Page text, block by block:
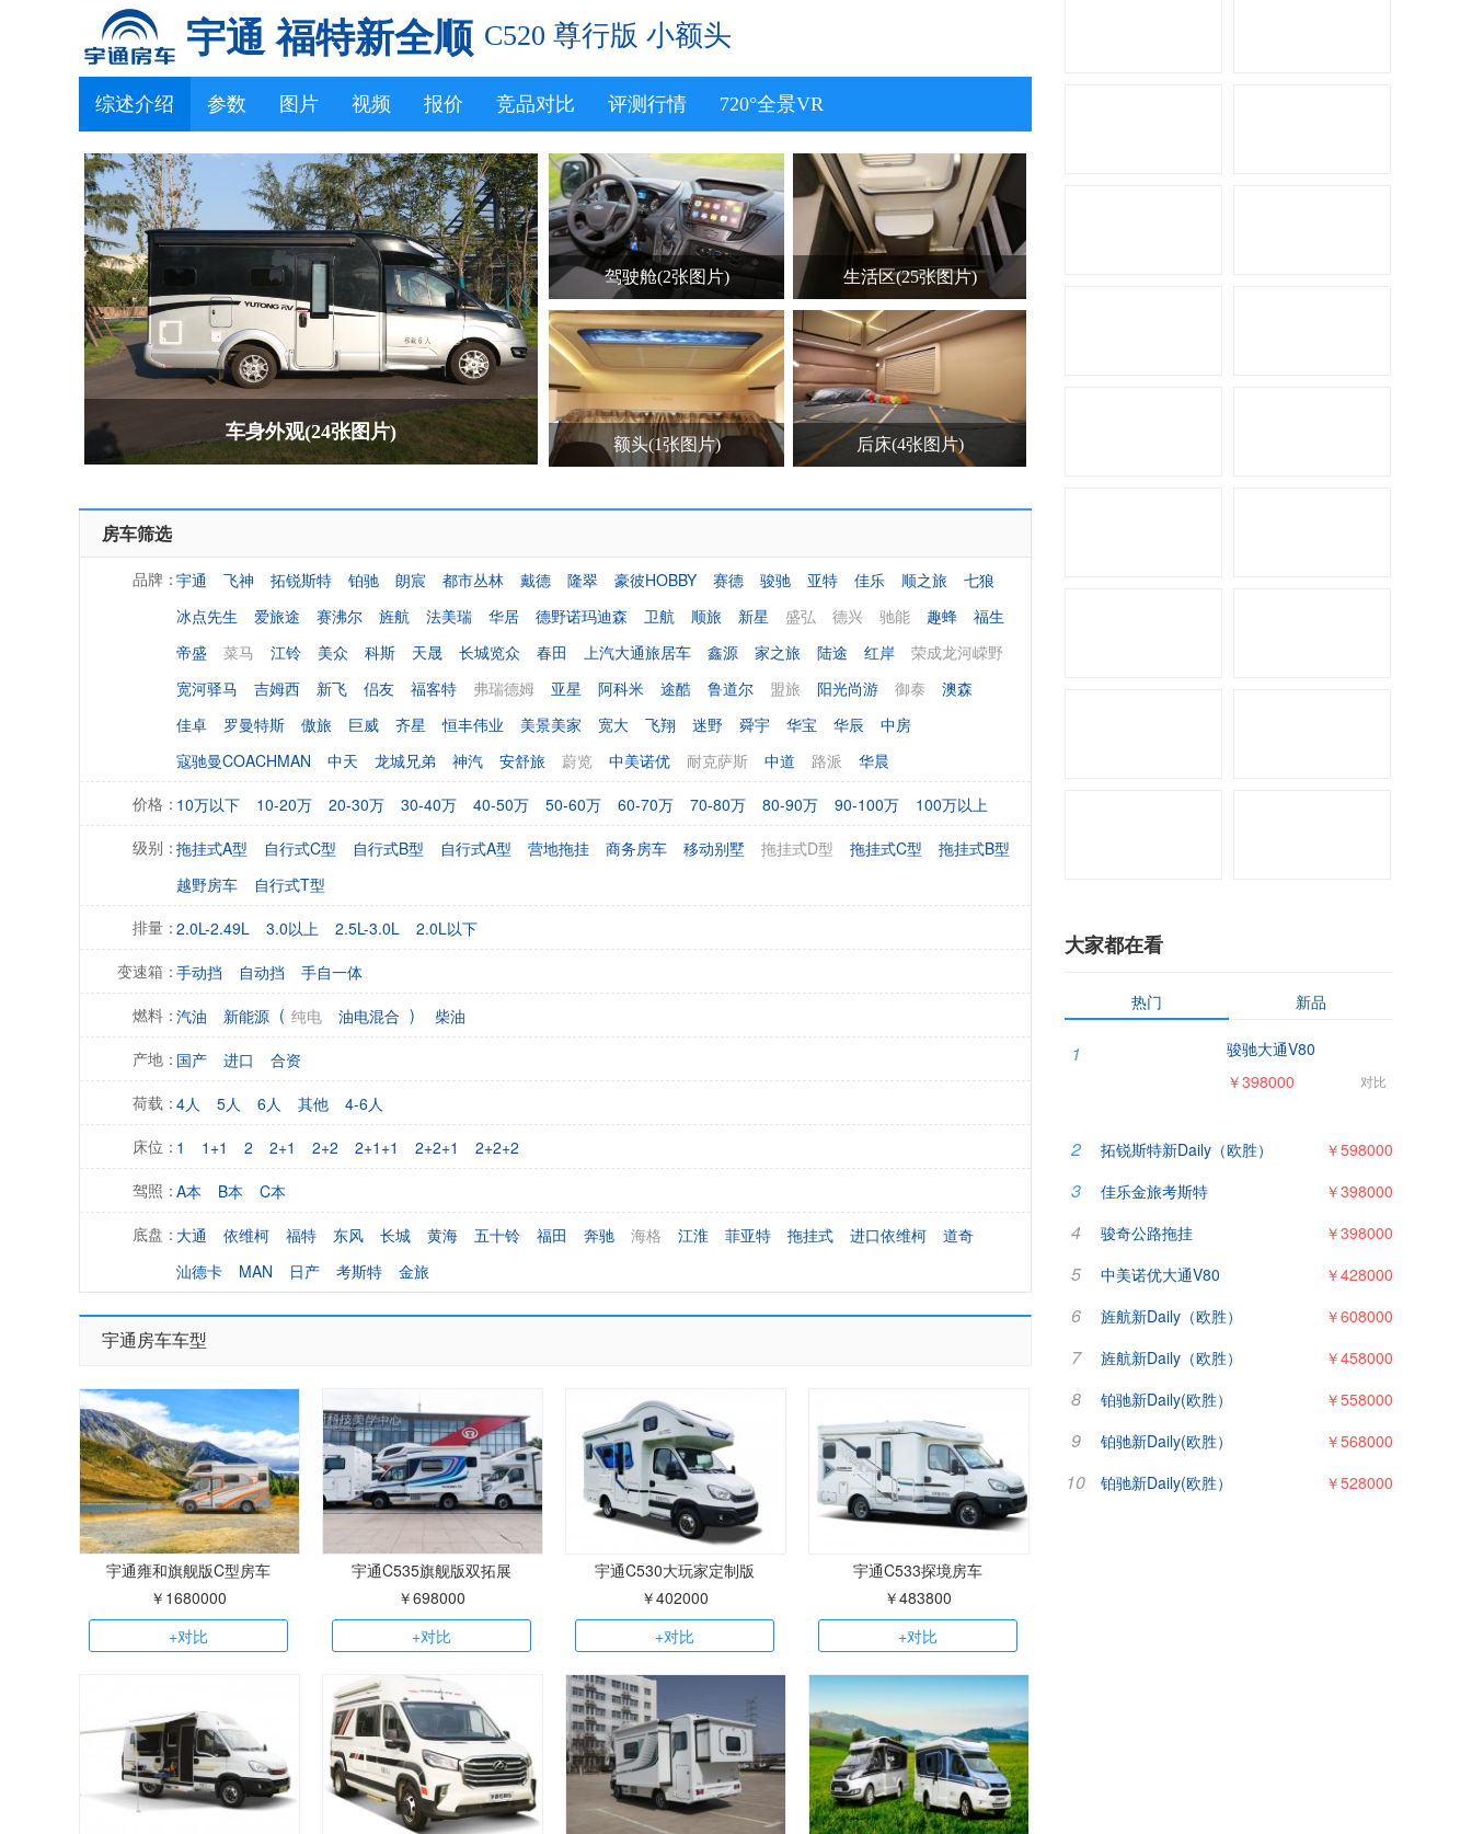
宇通 福特新全顺 C520 尊行版 小额头
综述介绍 参数 图片 视频 报价 竞品对比 评测行情 720°全景VR
车身外观(24张图片)
驾驶舱(2张图片) 生活区(25张图片)
额头(1张图片) 后床(4张图片)
房车筛选
品牌：宇通 飞神 拓锐斯特 铂驰 朗宸 都市丛林 戴德 隆翠 豪彼HOBBY 赛德 骏驰 亚特 佳乐 顺之旅
七狼
冰点先生
爱旅途 赛沸尔 旌航 法美瑞 华居 德野诺玛迪森 卫航 顺旅 新星 盛弘 德兴 驰能 趣蜂
福生
帝盛
菜马 江铃 美众 科斯 天晟 长城览众 春田 上汽大通旅居车 鑫源 家之旅 陆途 红岸
荣成龙河嵘野
宽河驿马
吉姆西 新飞 侣友 福客特 弗瑞德姆 亚星 阿科米 途酷 鲁道尔 盟旅 阳光尚游 御泰
澳森
佳卓
罗曼特斯 傲旅 巨威 齐星 恒丰伟业 美景美家 宽大 飞翔 迷野 舜宇 华宝 华辰
中房
寇驰曼COACHMAN
中天 龙城兄弟 神汽 安舒旅 蔚览 中美诺优 耐克萨斯 中道 路派 华晨
价格：10万以下 10-20万 20-30万 30-40万 40-50万 50-60万 60-70万 70-80万 80-90万 90-100万 100万以上
级别：拖挂式A型 自行式C型 自行式B型 自行式A型 营地拖挂 商务房车 移动别墅 拖挂式D型 拖挂式C型
拖挂式B型
越野房车
自行式T型
排量：2.0L-2.49L 3.0以上 2.5L-3.0L 2.0L以下
变速箱：手动挡 自动挡 手自一体
燃料：汽油 新能源 ( 纯电 油电混合 ) 柴油
产地：国产 进口 合资
荷载：4人 5人 6人 其他 4-6人
床位：1 1+1 2 2+1 2+2 2+1+1 2+2+1 2+2+2
驾照：A本 B本 C本
底盘：大通 依维柯 福特 东风 长城 黄海 五十铃 福田 奔驰 海格 江淮 菲亚特 拖挂式 进口依维柯
道奇
汕德卡
MAN 日产 考斯特 金旅
宇通房车车型
宇通雍和旗舰版C型房车
￥1680000
+对比
宇通C535旗舰版双拓展
￥698000
+对比
宇通C530大玩家定制版
￥402000
+对比
宇通C533探境房车
￥483800
+对比
大家都在看
热门 新品
1 骏驰大通V80
对比
￥398000
2 拓锐斯特新Daily（欧胜） ￥598000
3 佳乐金旅考斯特 ￥398000
4 骏奇公路拖挂 ￥398000
5 中美诺优大通V80 ￥428000
6 旌航新Daily（欧胜） ￥608000
7 旌航新Daily（欧胜） ￥458000
8 铂驰新Daily(欧胜） ￥558000
9 铂驰新Daily(欧胜） ￥568000
10 铂驰新Daily(欧胜） ￥528000